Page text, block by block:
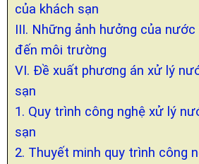
của khách sạn
III. Những ảnh hưởng của
đến môi trường
VI. Đề xuất phương án xử lý
sạn
1. Quy trình công nghệ xử lý
sạn
2. Thuyết minh quy trình công